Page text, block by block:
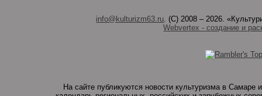
info@kulturizm63.ru. (C) 2008 – 2026.
Webvertex - создание и
На сайте публикуются новости культуризма в